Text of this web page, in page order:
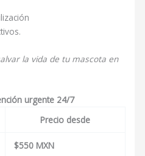
la vida de tu mascota en
urgente 24/7
Precio desde
$550 MXN